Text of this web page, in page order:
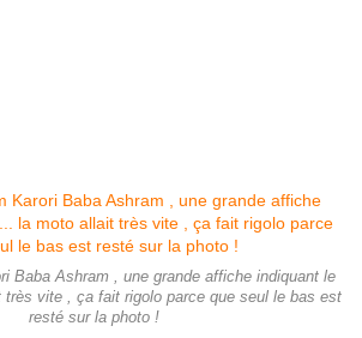
Baba Ashram , une grande affiche indiquant le
vite , ça fait rigolo parce que seul le bas est
resté sur la photo !